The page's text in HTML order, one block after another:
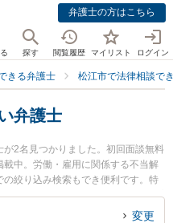
弁護士の方はこちら
探す 閲覧履歴 マイリスト ログイン
きる弁護士 松江市で法律相談で
弁護士
2名見つかりました。初回面談無料
中。労働・雇用に関係する不当解
絞り込み検索もでき便利です。特
わ法律事務所の中川 修一弁護士のプ
目されています。『松江市で土日
変更